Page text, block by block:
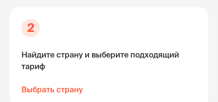
2
Найдите страну и выберите подходящий
тариф
Выбрать страну